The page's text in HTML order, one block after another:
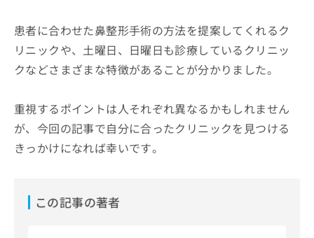
患者に合わせた鼻整形手術の方法を提案してくれるク
リニックや、土曜日、日曜日も診療しているクリニッ
クなどさまざまな特徴があることが分かりました。
重視するポイントは人それぞれ異なるかもしれません
が、今回の記事で自分に合ったクリニックを見つける
きっかけになれば幸いです。
この記事の著者